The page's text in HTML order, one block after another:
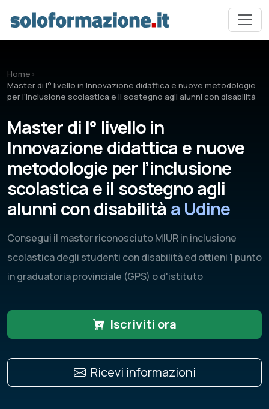
Home ›
Master di I° livello in Innovazione didattica e nuove metodologie
per l’inclusione scolastica e il sostegno agli alunni con disabilità
Master di I° livello in
Innovazione didattica e nuove
metodologie per l’inclusione
scolastica e il sostegno agli
alunni con disabilità a Udine
Consegui il master riconosciuto MIUR in inclusione
scolastica degli studenti con disabilità ed ottieni 1 punto
in graduatoria provinciale (GPS) o d'istituto
Iscriviti ora
Ricevi informazioni